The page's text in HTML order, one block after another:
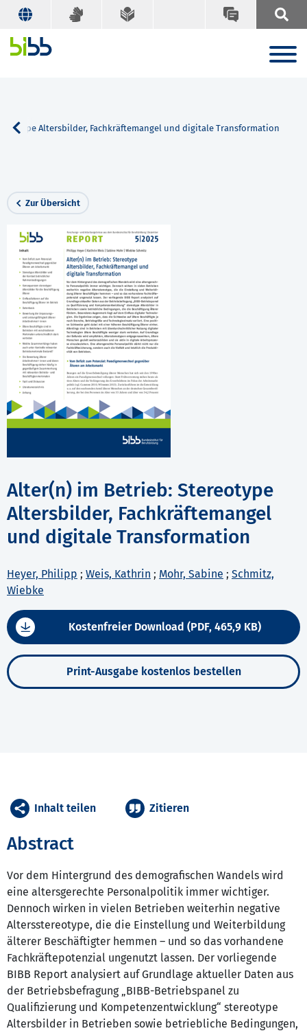
Altersbilder, Fachkräftemangel und digitale Transformation
Zur Übersicht
Alter(n) im Betrieb: Stereotype
Altersbilder, Fachkräftemangel
und digitale Transformation
Heyer, Philipp ; Weis, Kathrin ; Mohr, Sabine ; Schmitz,
Wiebke
Kostenfreier Download (PDF, 465,9 KB)
Print-Ausgabe kostenlos bestellen
Abstract
Vor dem Hintergrund des demografischen Wandels wird
eine altersgerechte Personalpolitik immer wichtiger.
Dennoch wirken in vielen Betrieben weiterhin negative
Altersstereotype, die die Einstellung und Weiterbildung
älterer Beschäftigter hemmen – und so das vorhandene
Fachkräftepotenzial ungenutzt lassen. Der vorliegende
BIBB Report analysiert auf Grundlage aktueller Daten aus
der Betriebsbefragung „BIBB-Betriebspanel zu
Qualifizierung und Kompetenzentwicklung“ stereotype
Altersbilder in Betrieben sowie betriebliche Bedingungen,
Inhalt teilen Zitieren